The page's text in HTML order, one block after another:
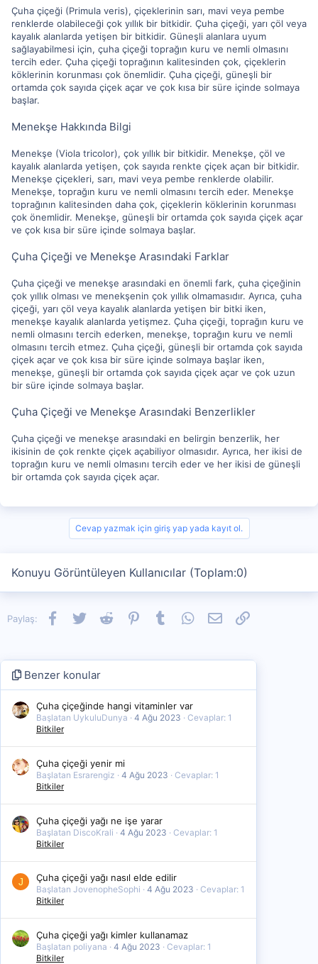
Çuha çiçeği (Primula veris), çiçeklerinin sarı, mavi veya pembe
renklerde olabileceği çok yıllık bir bitkidir. Çuha çiçeği, yarı çöl veya
kayalık alanlarda yetişen bir bitkidir. Güneşli alanlara uyum
sağlayabilmesi için, çuha çiçeği toprağın kuru ve nemli olmasını
tercih eder. Çuha çiçeği toprağının kalitesinden çok, çiçeklerin
köklerinin korunması çok önemlidir. Çuha çiçeği, güneşli bir
ortamda çok sayıda çiçek açar ve çok kısa bir süre içinde solmaya
başlar.
Menekşe Hakkında Bilgi
Menekşe (Viola tricolor), çok yıllık bir bitkidir. Menekşe, çöl ve
kayalık alanlarda yetişen, çok sayıda renkte çiçek açan bir bitkidir.
Menekşe çiçekleri, sarı, mavi veya pembe renklerde olabilir.
Menekşe, toprağın kuru ve nemli olmasını tercih eder. Menekşe
toprağının kalitesinden daha çok, çiçeklerin köklerinin korunması
çok önemlidir. Menekşe, güneşli bir ortamda çok sayıda çiçek açar
ve çok kısa bir süre içinde solmaya başlar.
Çuha Çiçeği ve Menekşe Arasındaki Farklar
Çuha çiçeği ve menekşe arasındaki en önemli fark, çuha çiçeğinin
çok yıllık olması ve menekşenin çok yıllık olmamasıdır. Ayrıca, çuha
çiçeği, yarı çöl veya kayalık alanlarda yetişen bir bitki iken,
menekşe kayalık alanlarda yetişmez. Çuha çiçeği, toprağın kuru ve
nemli olmasını tercih ederken, menekşe, toprağın kuru ve nemli
olmasını tercih etmez. Çuha çiçeği, güneşli bir ortamda çok sayıda
çiçek açar ve çok kısa bir süre içinde solmaya başlar iken,
menekşe, güneşli bir ortamda çok sayıda çiçek açar ve çok uzun
bir süre içinde solmaya başlar.
Çuha Çiçeği ve Menekşe Arasındaki Benzerlikler
Çuha çiçeği ve menekşe arasındaki en belirgin benzerlik, her
ikisinin de çok renkte çiçek açabiliyor olmasıdır. Ayrıca, her ikisi de
toprağın kuru ve nemli olmasını tercih eder ve her ikisi de güneşli
bir ortamda çok sayıda çiçek açar.
Cevap yazmak için giriş yap yada kayıt ol.
Konuyu Görüntüleyen Kullanıcılar (Toplam:0)
Paylaş: Facebook
TwitterReddit PinterestTumblrWhatsApp
E-postaLink
Benzer konular
Çuha çiçeğinde hangi vitaminler var
Başlatan UykuluDunya 4 Ağu 2023
Cevaplar: 1
Bitkiler
Çuha çiçeği yenir mi
Başlatan Esrarengiz 4 Ağu 2023
Cevaplar: 1
Bitkiler
Çuha çiçeği yağı ne işe yarar
Başlatan DiscoKrali 4 Ağu 2023
Cevaplar: 1
Bitkiler
J Çuha çiçeği yağı nasıl elde edilir
Başlatan JovenopheSophi 4 Ağu 2023
Cevaplar: 1
Bitkiler
Çuha çiçeği yağı kimler kullanamaz
Başlatan poliyana 4 Ağu 2023
Cevaplar: 1
Bitkiler